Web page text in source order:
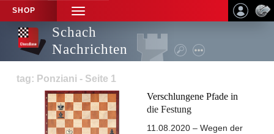
SHOP
TOGGLE
NAVIGATION
Schach
Nachrichten
tag: Ponziani - Seite 1
Verschlungene Pfade in
die Festung
11.08.2020 – Wegen der